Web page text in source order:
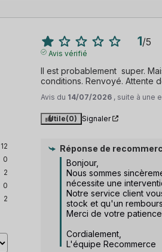
12
0
2
0
2
1/5
Avis vérifié
Il est probablement  super.
conditions. Renvoyé. Attente
Avis du 14/07/2026 , suite à une
Utile(0) Signaler
Réponse de
Bonjour,
Nous sommes
nécessite une
Notre service client
stock et qu'un
Merci de votre
Cordialement,
L'équipe Recommerce